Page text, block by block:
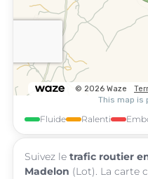
Fluide Ralenti
Suivez le trafic routier
Madelon (Lot). La carte